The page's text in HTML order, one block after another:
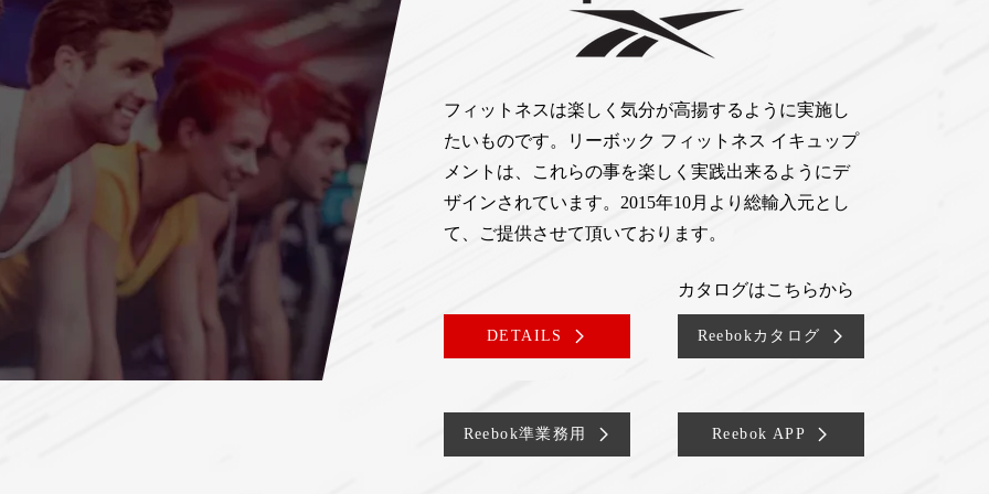
フィットネスは楽しく気分が高揚するように実施し
たいものです。リーボック フィットネス イキュップ
メントは、これらの事を楽しく実践出来るようにデ
ザインされています。2015年10月より総輸入元とし
て、ご提供させて頂いております。
DETAILS Reebokカタログ
カタログはこちらから​
Reebok準業務用 Reebok APP